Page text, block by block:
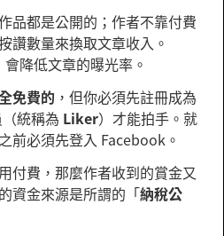
品都是公開的；作者不靠付費
讚數量來換取文章收入。
降低文章的曝光率。
免費的 ，但你必須先註冊成為
統稱為 Liker）才能拍手。就
前必須先登入 Facebook。
付費，那麼作者收到的賞金又
資金來源是所謂的「納稅公